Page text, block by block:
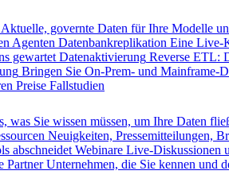
Aktuelle, governte Daten für Ihre Modelle
Agenten Datenbankreplikation Eine Live-
gewartet Datenaktivierung Reverse ETL:
Bringen Sie On-Prem- und Mainframe-
Preise Fallstudien
was Sie wissen müssen, um Ihre Daten
Neuigkeiten, Pressemitteilungen,
abschneidet Webinare Live-Diskussionen
Partner Unternehmen, die Sie kennen und